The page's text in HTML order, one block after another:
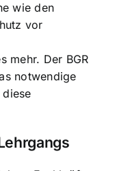
wie den
vor
mehr. Der BGR
notwendige